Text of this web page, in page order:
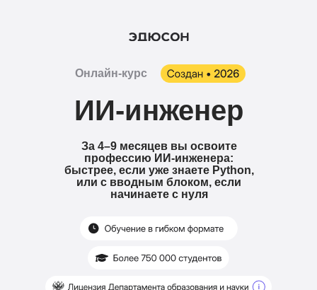
За 4–9 месяцев вы освоите
профессию ИИ-инженера:
быстрее, если уже знаете Python,
или с вводным блоком, если
начинаете с нуля
ИИ-инженер
Онлайн-курс